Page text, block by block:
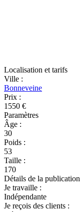
Localisation et tarifs
Ville :
Bonneveine
Prix :
1550 €
Paramètres
Âge :
30
Poids :
53
Taille :
170
Détails de la publication
Je travaille :
Indépendante
Je reçois des clients :